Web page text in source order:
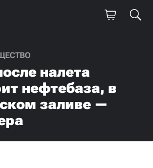
налета
нефтебаза, в
заливе —